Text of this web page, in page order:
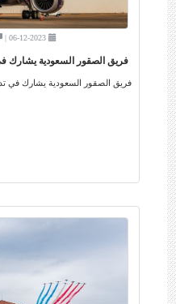
06-12-2023 |
0 |
فريق الصقور السعودية يشارك
فريق الصقور السعودية يشارك في